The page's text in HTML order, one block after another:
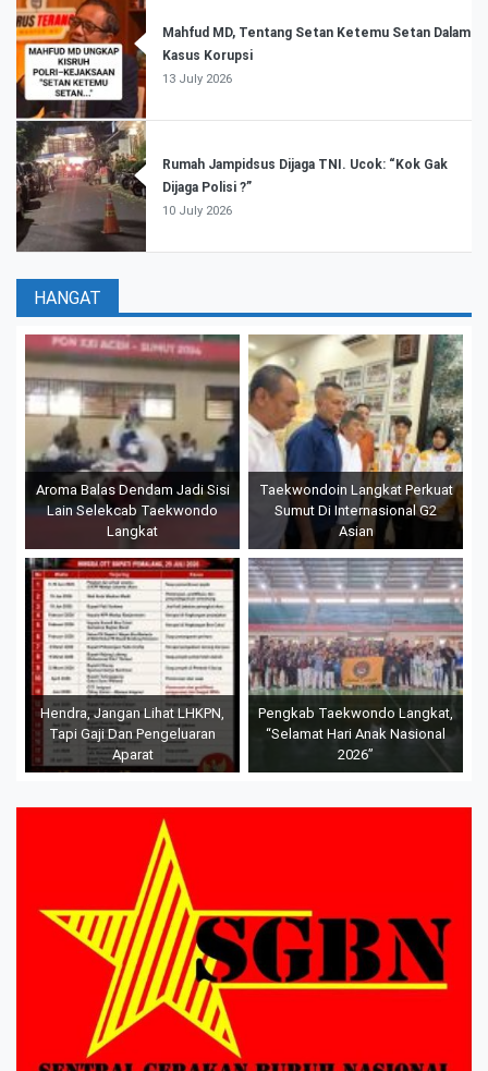
Mahfud MD, Tentang Setan Ketemu Setan Dalam
Kasus Korupsi
13 July 2026
Rumah Jampidsus Dijaga TNI. Ucok: “Kok Gak
Dijaga Polisi ?”
10 July 2026
HANGAT
Aroma Balas Dendam Jadi Sisi
Lain Selekcab Taekwondo
Langkat
Taekwondoin Langkat Perkuat
Sumut Di Internasional G2
Asian
Hendra, Jangan Lihat LHKPN,
Tapi Gaji Dan Pengeluaran
Aparat
Pengkab Taekwondo Langkat,
“Selamat Hari Anak Nasional
2026”